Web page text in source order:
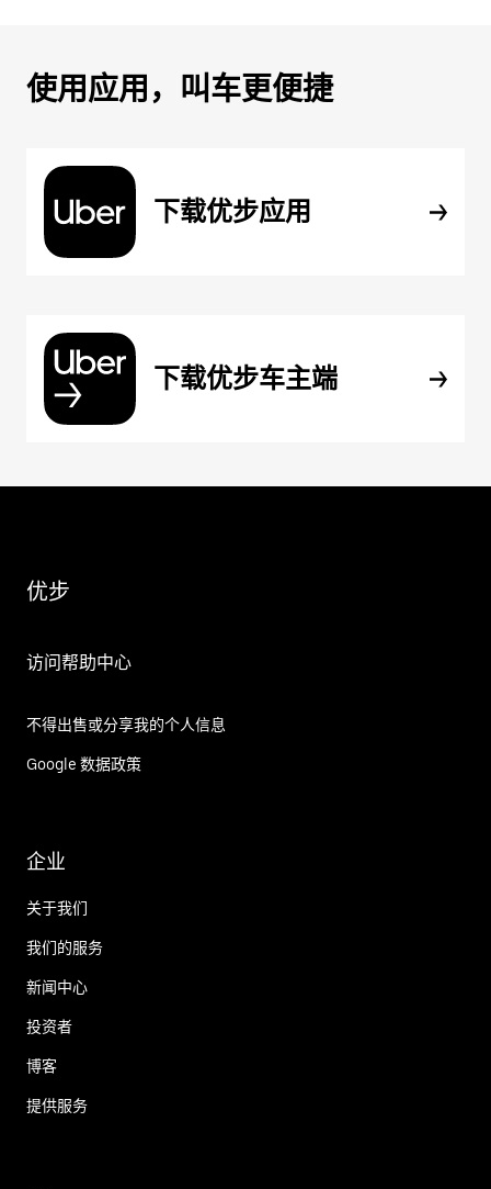
使用应用，叫车更便捷
下载优步应用
下载优步车主端
优步
访问帮助中心
不得出售或分享我的个人信息
Google 数据政策
企业
关于我们
我们的服务
新闻中心
投资者
博客
提供服务